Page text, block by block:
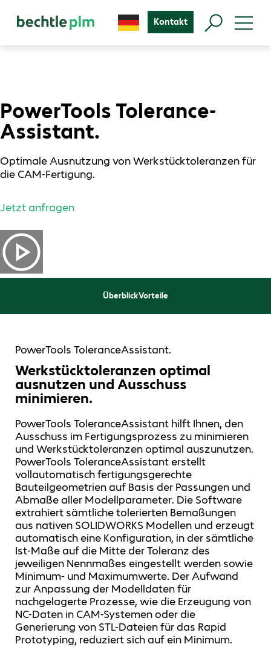
Kontakt
PowerTools Tolerance-
Assistant.
Optimale Ausnutzung von Werkstücktoleranzen für
die CAM-Fertigung.
Jetzt anfragen
ÜberblickVorteile
PowerTools ToleranceAssistant.
Werkstücktoleranzen optimal
ausnutzen und Ausschuss
minimieren.
PowerTools ToleranceAssistant hilft Ihnen, den
Ausschuss im Fertigungsprozess zu minimieren
und Werkstücktoleranzen optimal auszunutzen.
PowerTools ToleranceAssistant erstellt
vollautomatisch fertigungsgerechte
Bauteilgeometrien auf Basis der Passungen und
Abmaße aller Modellparameter. Die Software
extrahiert sämtliche tolerierten Bemaßungen
aus nativen SOLIDWORKS Modellen und erzeugt
automatisch eine Konfiguration, in der sämtliche
Ist-Maße auf die Mitte der Toleranz des
jeweiligen Nennmaßes eingestellt werden sowie
Minimum- und Maximumwerte. Der Aufwand
zur Anpassung der Modelldaten für
nachgelagerte Prozesse, wie die Erzeugung von
NC-Daten in CAM-Systemen oder die
Generierung von STL-Dateien für das Rapid
Prototyping, reduziert sich auf ein Minimum.